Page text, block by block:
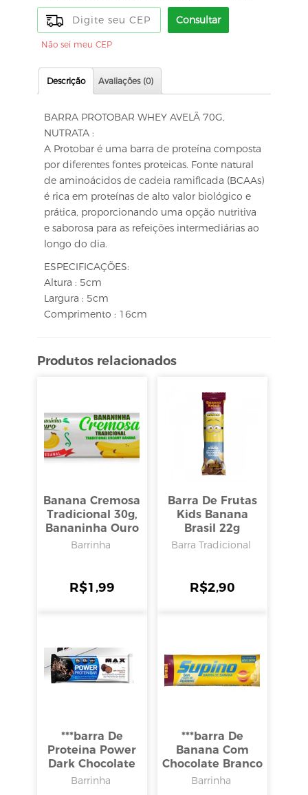
Consultar
Não sei meu CEP
Descrição Avaliações (0)
BARRA PROTOBAR WHEY AVELÃ 70G,
NUTRATA :
A Protobar é uma barra de proteína composta
por diferentes fontes proteicas. Fonte natural
de aminoácidos de cadeia ramificada (BCAAs)
é rica em proteínas de alto valor biológico e
prática, proporcionando uma opção nutritiva
e saborosa para as refeições intermediárias ao
longo do dia.
ESPECIFICAÇÕES:
Altura : 5cm
Largura : 5cm
Comprimento : 16cm
Produtos relacionados
Banana Cremosa
Tradicional 30g,
Bananinha Ouro
Barrinha
R$1,99
Barra De Frutas
Kids Banana
Brasil 22g
Barra Tradicional
R$2,90
***barra De
Proteina Power
Dark Chocolate
Truffle 90g, Max
Barrinha
***barra De
Banana Com
Chocolate Branco
Zero 24g, Supino
Barrinha